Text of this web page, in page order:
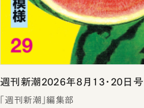
週刊新潮2026年8月13・20日号
「週刊新潮」編集部